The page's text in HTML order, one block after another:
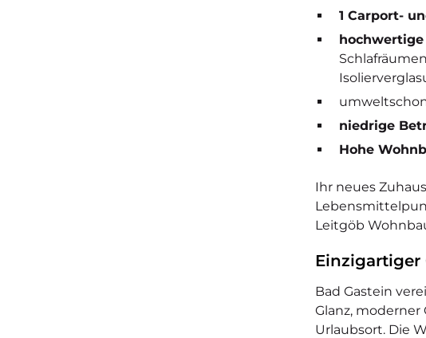
1 Carport-
niedrige
Hohe
Ihr neues
Leitgöb
Einzigartiger
Bad Gastein
Glanz,
Urlaubsort. Die